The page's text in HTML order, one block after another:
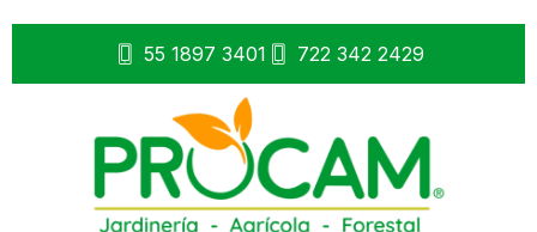
55 1897 3401 722 342 2429